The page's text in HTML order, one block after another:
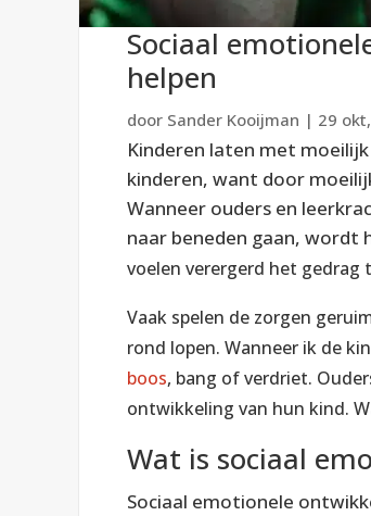
Sociaal
helpen
door Sander Kooijman | 29
Kinderen laten met moeilijk
kinderen, want door
Wanneer ouders en
naar beneden gaan, wordt
voelen verergerd het gedrag
Vaak spelen de zorgen
rond lopen. Wanneer ik de
boos, bang of verdriet.
ontwikkeling van hun kind.
Wat is sociaal
Sociaal emotionele